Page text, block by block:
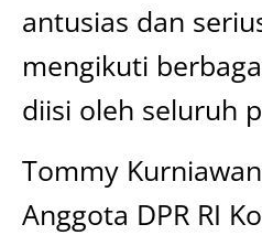
antusias dan
mengikuti
diisi oleh seluruh
Tommy
Anggota DPR RI